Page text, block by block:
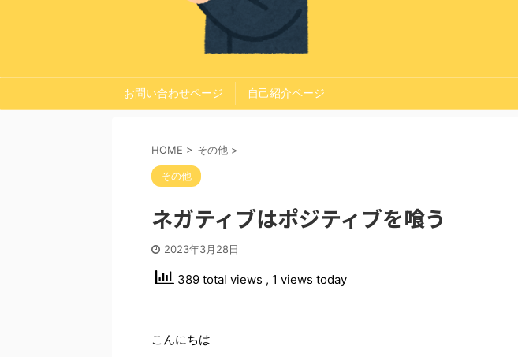
お問い合わせページ 自己紹介ページ
HOME > その他 >
その他
ネガティブはポジティブを喰う
2023年3月28日
389 total views , 1 views today
こんにちは